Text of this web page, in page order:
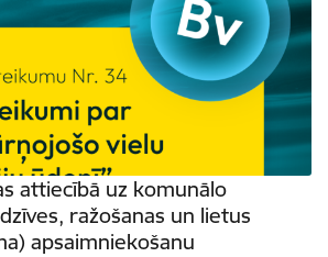
attiecībā uz komunālo
ražošanas un lietus
apsaimniekošanu